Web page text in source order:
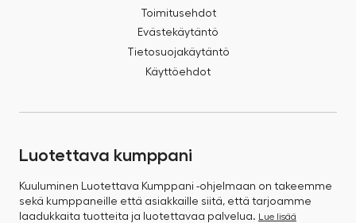
Toimitusehdot
Evästekäytäntö
Tietosuojakäytäntö
Käyttöehdot
Luotettava kumppani
Kuuluminen Luotettava Kumppani -ohjelmaan on takeemme
sekä kumppaneille että asiakkaille siitä, että tarjoamme
laadukkaita tuotteita ja luotettavaa palvelua. Lue lisää